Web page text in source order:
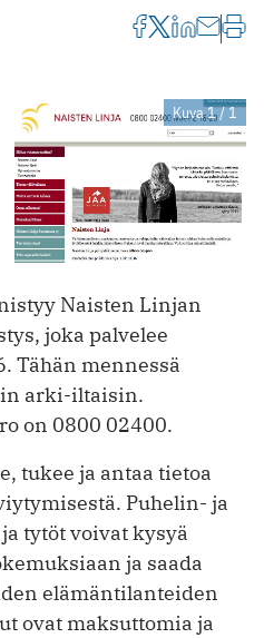
Kuva 1 / 1
Naisten Linjan
joka palvelee
Tähän mennessä
arki-iltaisin.
on 0800 02400.
tukee ja antaa tietoa
Puhelin- ja
tytöt voivat kysyä
ja saada
elämäntilanteiden
ovat maksuttomia ja